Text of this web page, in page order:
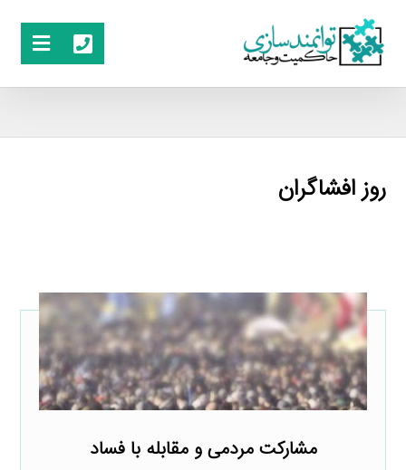
روز افشاگران
مشارکت مردمی و مقابله با فساد